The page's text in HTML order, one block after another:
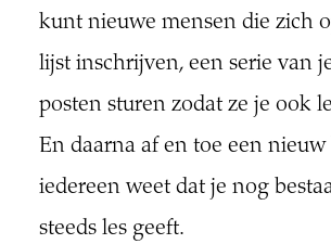
kunt nieuwe mensen die zich
lijst inschrijven, een serie van
posten sturen zodat ze je ook
En daarna af en toe een
iedereen weet dat je nog
steeds les geeft.